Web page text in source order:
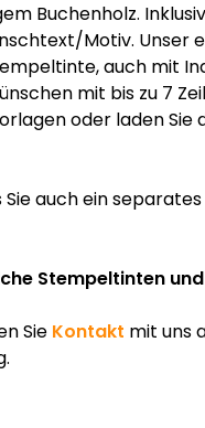
Buchenholz.
Motiv. Unser
auch mit
mit bis zu 7
oder laden
auch ein separates
Stempeltinten
Sie Kontakt mit uns